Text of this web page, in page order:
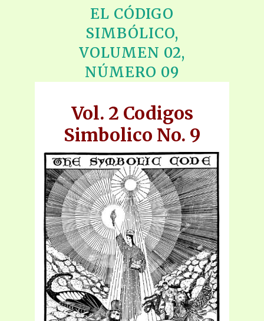
EL CÓDIGO
SIMBÓLICO,
VOLUMEN 02,
NÚMERO 09
Vol. 2 Codigos
Simbolico No. 9